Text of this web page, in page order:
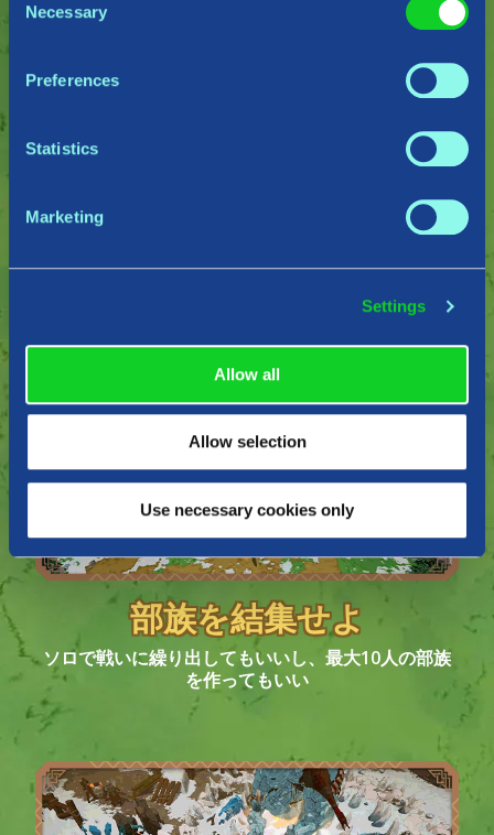
Selection
Necessary
Preferences
Statistics
Marketing
Settings
Allow all
Allow selection
Use necessary cookies only
部族を結集せよ
ソロで戦いに繰り出してもいいし、最大10人の部族
を作ってもいい